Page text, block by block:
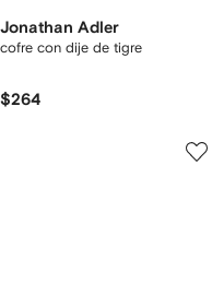
Jonathan Adler
cofre con dije de tigre
$264